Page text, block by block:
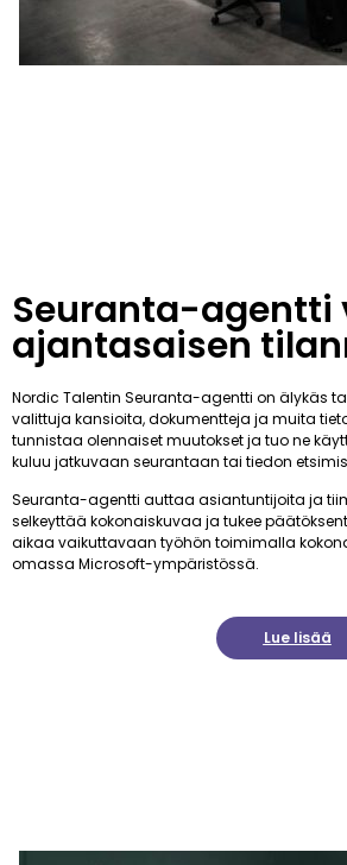
Seuranta-agentti
ajantasaisen
Nordic Talentin Seuranta-agentti on älykäs
valittuja kansioita, dokumentteja ja muita
tunnistaa olennaiset muutokset ja tuo ne
kuluu jatkuvaan seurantaan tai tiedon
Seuranta-agentti auttaa asiantuntijoita ja
selkeyttää kokonaiskuvaa ja tukee
aikaa vaikuttavaan työhön toimimalla
omassa Microsoft-ympäristössä.
Lue lisää